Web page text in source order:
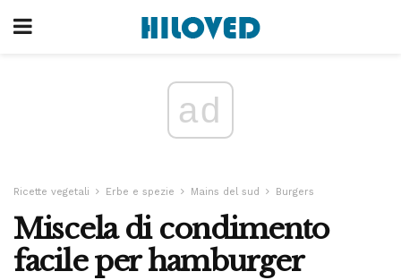
ad
Ricette vegetali Erbe e spezie Mains del sud Burgers
Miscela di condimento
facile per hamburger